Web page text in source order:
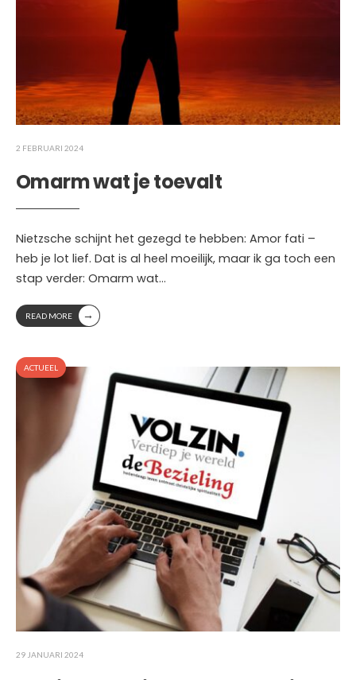
2 FEBRUARI 2024
Omarm wat je toevalt
Nietzsche schijnt het gezegd te hebben: Amor fati –
heb je lot lief. Dat is al heel moeilijk, maar ik ga toch een
stap verder: Omarm wat...
READ MORE →
ACTUEEL
29 JANUARI 2024